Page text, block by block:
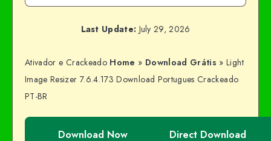
Last Update: July 29, 2026
Ativador e Crackeado Home » Download Grátis »Light
Image Resizer 7.6.4.173 Download Portugues Crackeado
PT-BR
Download Now Direct Download